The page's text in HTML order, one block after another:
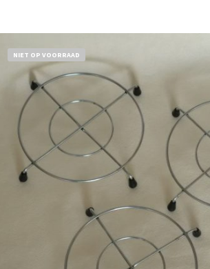
NIET OP VOORRAAD
€11,50